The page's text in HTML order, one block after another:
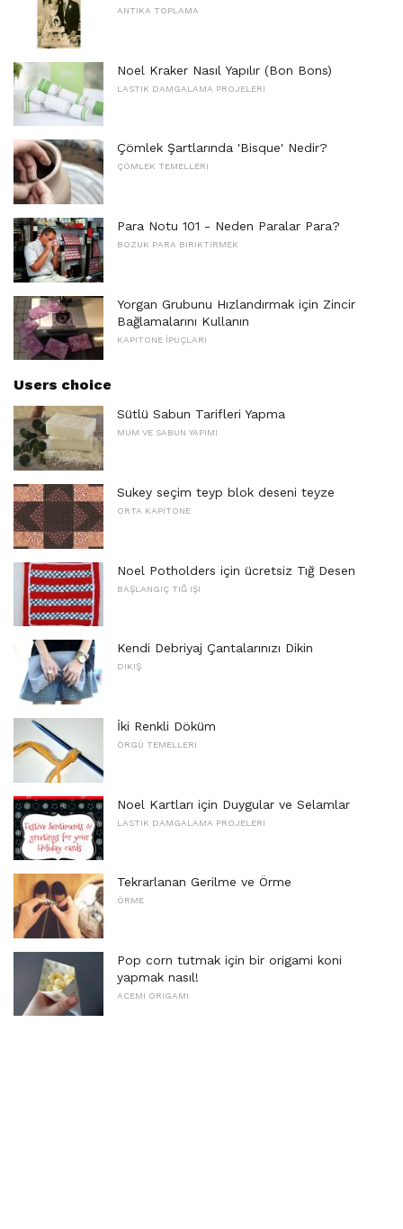
ANTIKA TOPLAMA
Noel Kraker Nasıl Yapılır (Bon Bons)
LASTIK DAMGALAMA PROJELERI
Çömlek Şartlarında 'Bisque' Nedir?
ÇÖMLEK TEMELLERI
Para Notu 101 - Neden Paralar Para?
BOZUK PARA BIRIKTIRMEK
Yorgan Grubunu Hızlandırmak için Zincir
Bağlamalarını Kullanın
KAPITONE İPUÇLARI
Users choice
Sütlü Sabun Tarifleri Yapma
MUM VE SABUN YAPIMI
Sukey seçim teyp blok deseni teyze
ORTA KAPITONE
Noel Potholders için ücretsiz Tığ Desen
BAŞLANGIÇ ​​TIĞ IŞI
Kendi Debriyaj Çantalarınızı Dikin
DIKIŞ
İki Renkli Döküm
ÖRGÜ TEMELLERI
Noel Kartları için Duygular ve Selamlar
LASTIK DAMGALAMA PROJELERI
Tekrarlanan Gerilme ve Örme
ÖRME
Pop corn tutmak için bir origami koni
yapmak nasıl!
ACEMI ORIGAMI